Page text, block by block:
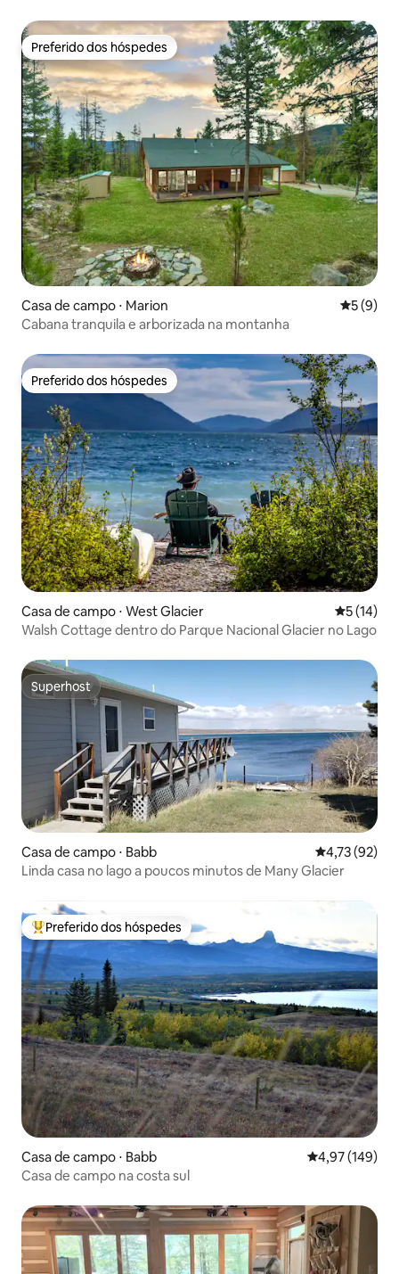
Preferido dos hóspedes
Preferido dos hóspedes
Casa de campo ⋅ Marion 5 de
5 (9)
Cabana tranquila e arborizada na montanha
Preferido dos hóspedes
Preferido dos hóspedes
Casa de campo ⋅ West Glacier 5 de uma
5 (14)
Walsh Cottage dentro do Parque Nacional Glacier no Lago
Superhost
Superhost
Casa de campo ⋅ Babb 4,73 de uma
4,73 (92)
Linda casa no lago a poucos minutos de Many Glacier
Entre os melhores preferidos dos hóspedes
Preferido dos hóspedes
Casa de campo ⋅ Babb 4,97 de uma
4,97 (149)
Casa de campo na costa sul